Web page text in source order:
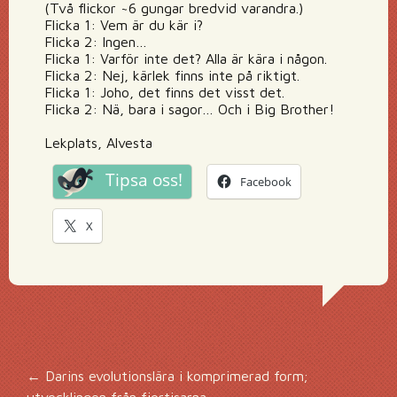
(Två flickor ~6 gungar bredvid varandra.)
Flicka 1: Vem är du kär i?
Flicka 2: Ingen…
Flicka 1: Varför inte det? Alla är kära i någon.
Flicka 2: Nej, kärlek finns inte på riktigt.
Flicka 1: Joho, det finns det visst det.
Flicka 2: Nä, bara i sagor… Och i Big Brother!
Lekplats, Alvesta
Tipsa oss! Facebook
X
← Darins evolutionslära i komprimerad form;